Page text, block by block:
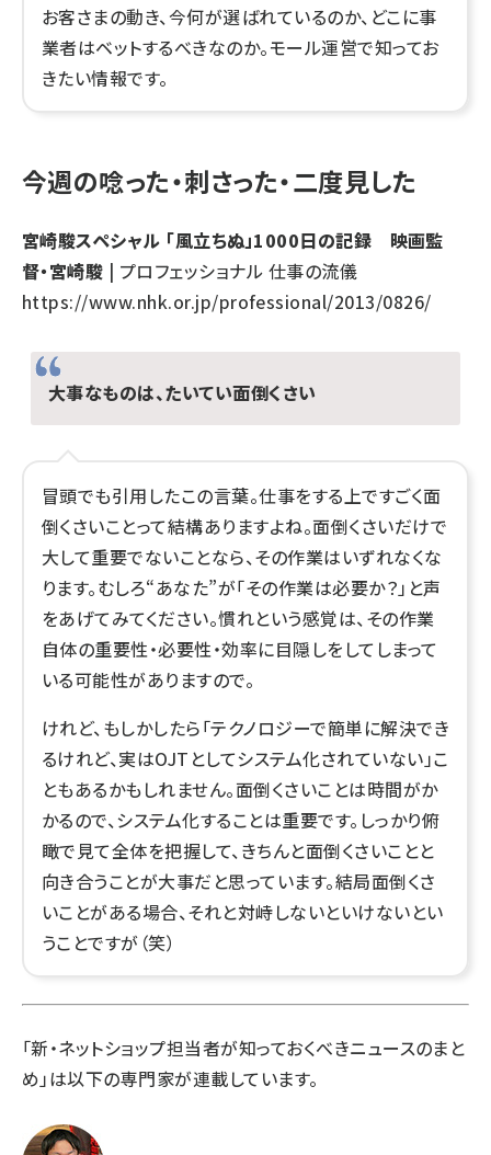
お客さまの動き、今何が選ばれているのか、どこに事
業者はベットするべきなのか。モール運営で知ってお
きたい情報です。
今週の唸った・刺さった・二度見した
宮崎駿スペシャル 「風立ちぬ」1000日の記録 映画監
督・宮崎駿 | プロフェッショナル 仕事の流儀
https://www.nhk.or.jp/professional/2013/0826/
大事なものは、たいてい面倒くさい
冒頭でも引用したこの言葉。仕事をする上ですごく面
倒くさいことって結構ありますよね。面倒くさいだけで
大して重要でないことなら、その作業はいずれなくな
ります。むしろ“あなた”が「その作業は必要か？」と声
をあげてみてください。慣れという感覚は、その作業
自体の重要性・必要性・効率に目隠しをしてしまって
いる可能性がありますので。
けれど、もしかしたら「テクノロジーで簡単に解決でき
るけれど、実はOJTとしてシステム化されていない」こ
ともあるかもしれません。面倒くさいことは時間がか
かるので、システム化することは重要です。しっかり俯
瞰で見て全体を把握して、きちんと面倒くさいことと
向き合うことが大事だと思っています。結局面倒くさ
いことがある場合、それと対峙しないといけないとい
うことですが（笑）
「新・ネットショップ担当者が知っておくべきニュースのまと
め」は以下の専門家が連載しています。